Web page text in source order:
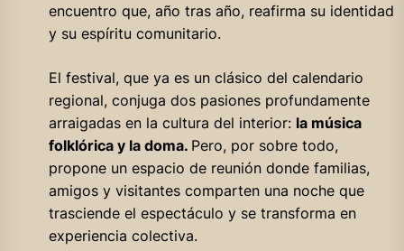
encuentro que, año tras año, reafirma su identidad
y su espíritu comunitario.
El festival, que ya es un clásico del calendario
regional, conjuga dos pasiones profundamente
arraigadas en la cultura del interior: la música
folklórica y la doma. Pero, por sobre todo,
propone un espacio de reunión donde familias,
amigos y visitantes comparten una noche que
trasciende el espectáculo y se transforma en
experiencia colectiva.